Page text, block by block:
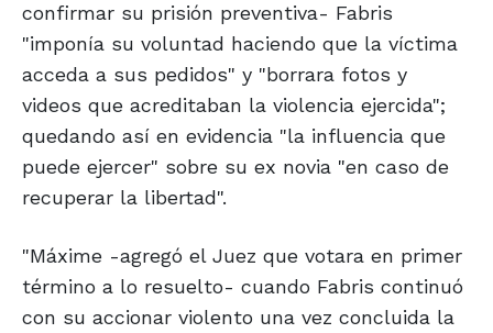
confirmar su prisión preventiva- Fabris
"imponía su voluntad haciendo que la víctima
acceda a sus pedidos" y "borrara fotos y
videos que acreditaban la violencia ejercida";
quedando así en evidencia "la influencia que
puede ejercer" sobre su ex novia "en caso de
recuperar la libertad".
"Máxime -agregó el Juez que votara en primer
término a lo resuelto- cuando Fabris continuó
con su accionar violento una vez concluida la